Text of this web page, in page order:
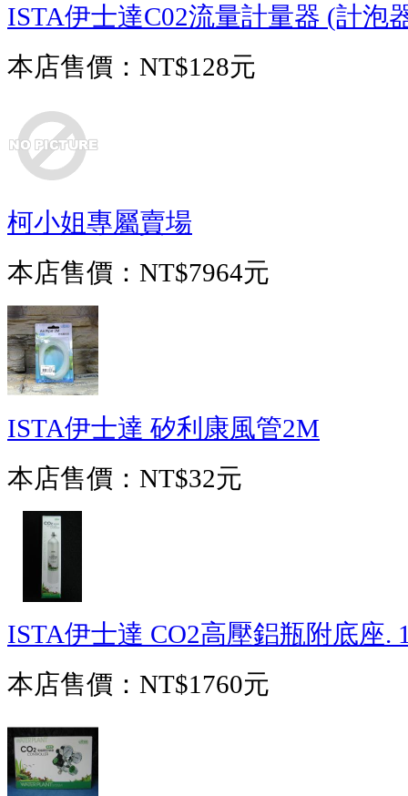
ISTA伊士達C02流量計量器 (計泡
本店售價： NT$128元
柯小姐專屬賣場
本店售價： NT$7964元
ISTA伊士達 矽利康風管2M
本店售價： NT$32元
ISTA伊士達 CO2高壓鋁瓶附底座.
本店售價： NT$1760元